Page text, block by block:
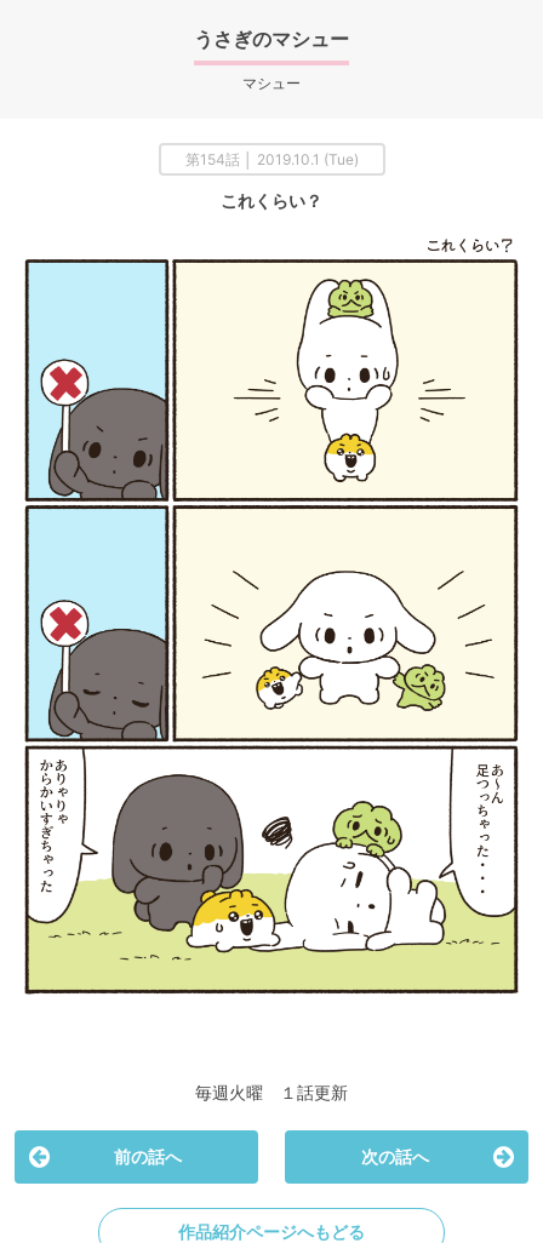
うさぎのマシュー
マシュー
第154話 │ 2019.10.1 (Tue)
これくらい？
毎週火曜 １話更新
前の話へ 次の話へ
作品紹介ページへもどる